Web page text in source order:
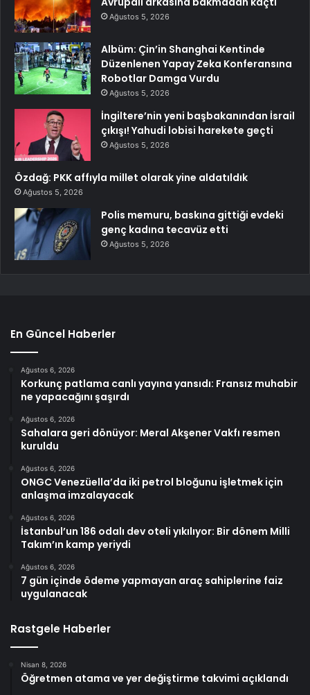
Ağustos 5, 2026
Albüm: Çin’in Shanghai Kentinde
Düzenlenen Yapay Zeka Konferansına
Robotlar Damga Vurdu
Ağustos 5, 2026
İngiltere’nin yeni başbakanından İsrail
çıkışı! Yahudi lobisi harekete geçti
Ağustos 5, 2026
Özdağ: PKK affıyla millet olarak yine aldatıldık
Ağustos 5, 2026
Polis memuru, baskına gittiği evdeki
genç kadına tecavüz etti
Ağustos 5, 2026
En Güncel Haberler
Ağustos 6, 2026
Korkunç patlama canlı yayına yansıdı: Fransız muhabir
ne yapacağını şaşırdı
Ağustos 6, 2026
Sahalara geri dönüyor: Meral Akşener Vakfı resmen
kuruldu
Ağustos 6, 2026
ONGC Venezüella’da iki petrol bloğunu işletmek için
anlaşma imzalayacak
Ağustos 6, 2026
İstanbul’un 186 odalı dev oteli yıkılıyor: Bir dönem Milli
Takım’ın kamp yeriydi
Ağustos 6, 2026
7 gün içinde ödeme yapmayan araç sahiplerine faiz
uygulanacak
Rastgele Haberler
Nisan 8, 2026
Öğretmen atama ve yer değiştirme takvimi açıklandı